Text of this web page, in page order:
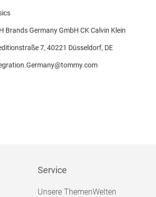
Brands Germany GmbH CK Calvin Klein
7, 40221 Düsseldorf, DE
Service
Unsere ThemenWelten